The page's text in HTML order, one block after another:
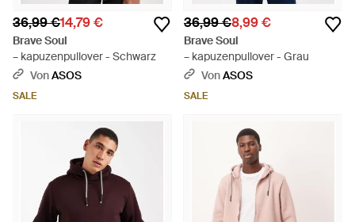
36,99 €14,79 €
Brave Soul
– kapuzenpullover - Schwarz
VonASOS
SALE
36,99 €8,99 €
Brave Soul
– kapuzenpullover - Grau
VonASOS
SALE